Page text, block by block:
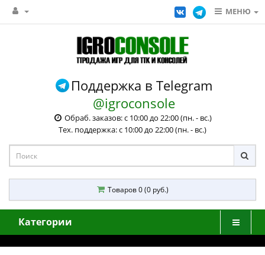
МЕНЮ
Поддержка в Telegram
@igroconsole
Обраб. заказов: с 10:00 до 22:00 (пн. - вс.)
Тех. поддержка: с 10:00 до 22:00 (пн. - вс.)
Товаров 0 (0 руб.)
Категории